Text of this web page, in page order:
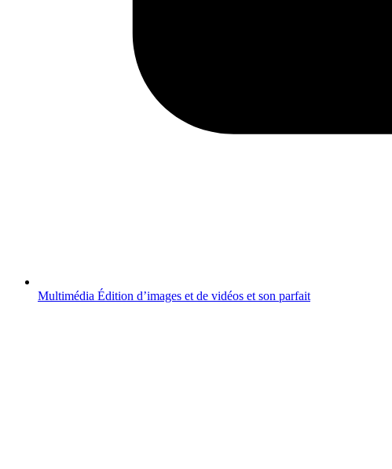
Multimédia Édition d’images et de vidéos et son parfait